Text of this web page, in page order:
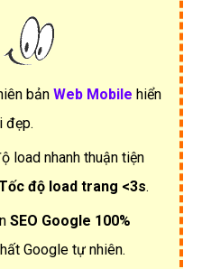
bản Web Mobile hiển
đẹp.
load nhanh thuận tiện
độ load trang <3s.
SEO Google 100%
Google tự nhiên.